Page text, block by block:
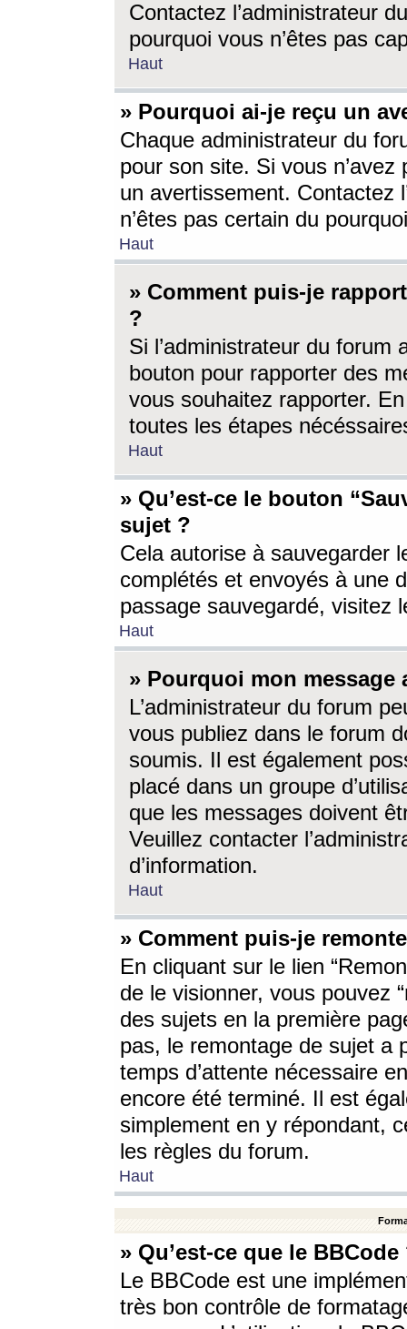
Contactez l’administrateur
pourquoi vous n’êtes pas
Haut
» Pourquoi ai-je reçu un
Chaque administrateur du
pour son site. Si vous
un avertissement. Contactez
n’êtes pas certain du
Haut
» Comment puis-je
?
Si l’administrateur du forum
bouton pour rapporter des
vous souhaitez rapporter.
toutes les étapes
Haut
» Qu’est-ce le bouton
sujet ?
Cela autorise à sauvegarder
complétés et envoyés à une
passage sauvegardé, visitez
Haut
» Pourquoi mon message
L’administrateur du forum
vous publiez dans le forum
soumis. Il est également
placé dans un groupe
que les messages doivent
Veuillez contacter
d’information.
Haut
» Comment puis-je
En cliquant sur le lien
de le visionner, vous pouvez
des sujets en la première
pas, le remontage de sujet a
temps d’attente nécessaire
encore été terminé. Il est
simplement en y répondant,
les règles du forum.
Haut
» Qu’est-ce que le BBCode
Le BBCode est une
très bon contrôle de